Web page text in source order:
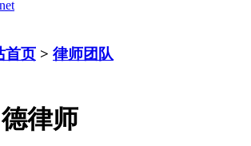
首页 > 律师团队
律师